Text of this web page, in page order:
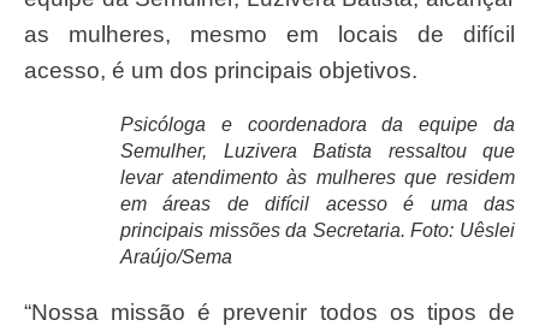
as mulheres, mesmo em locais de difícil
acesso, é um dos principais objetivos.
Psicóloga e coordenadora da equipe da
Semulher, Luzivera Batista ressaltou que
levar atendimento às mulheres que residem
em áreas de difícil acesso é uma das
principais missões da Secretaria. Foto: Uêslei
Araújo/Sema
“Nossa missão é prevenir todos os tipos de